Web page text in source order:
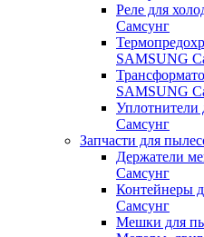
Реле для
Самсунг
SAMSUNG
SAMSUNG
Уплотнители
Самсунг
Запчасти для
Держатели
Самсунг
Контейнеры
Самсунг
Мешки для